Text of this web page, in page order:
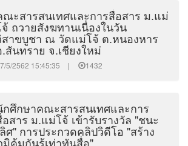
ณะสารสนเทศและการสื่อสาร ม.แม่
ถวายสังฆทานเนื่องในวัน
าขบูชา ณ วัดแม่โจ้ ต.หนองหาร
สันทราย จ.เชียงใหม่
5/2562 15:45:35 | 1432
กศึกษาคณะสารสนเทศและการ
สาร ม.แม่โจ้ เข้ารับรางวัล "ชนะ
ศ" การประกวดคลิปวิดีโอ "สร้าง
คุ้มกันรู้เท่าทันสื่อ"